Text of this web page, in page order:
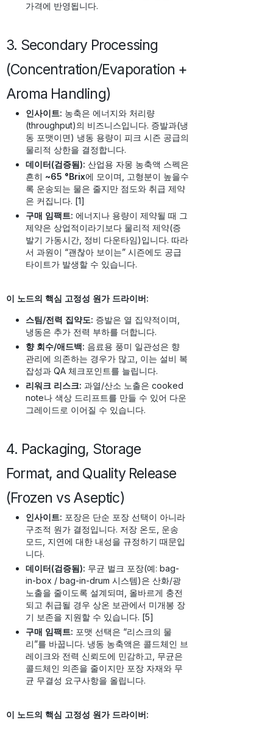
가격에 반영됩니다.
3. Secondary Processing
(Concentration/Evaporation +
Aroma Handling)
인사이트: 농축은 에너지와 처리량
(throughput)의 비즈니스입니다. 증발과(냉
동 포맷이면) 냉동 용량이 피크 시즌 공급의
물리적 상한을 결정합니다.
데이터(검증됨): 산업용 자몽 농축액 스펙은
흔히 ~65 °Brix에 모이며, 고형분이 높을수
록 운송되는 물은 줄지만 점도와 취급 제약
은 커집니다. [1]
구매 임팩트: 에너지나 용량이 제약될 때 그
제약은 상업적이라기보다 물리적 제약(증
발기 가동시간, 정비 다운타임)입니다. 따라
서 과원이 “괜찮아 보이는” 시즌에도 공급
타이트가 발생할 수 있습니다.
이 노드의 핵심 고정성 원가 드라이버:
스팀/전력 집약도: 증발은 열 집약적이며,
냉동은 추가 전력 부하를 더합니다.
향 회수/애드백: 음료용 풍미 일관성은 향
관리에 의존하는 경우가 많고, 이는 설비 복
잡성과 QA 체크포인트를 늘립니다.
리워크 리스크: 과열/산소 노출은 cooked
note나 색상 드리프트를 만들 수 있어 다운
그레이드로 이어질 수 있습니다.
4. Packaging, Storage
Format, and Quality Release
(Frozen vs Aseptic)
인사이트: 포장은 단순 포장 선택이 아니라
구조적 원가 결정입니다. 저장 온도, 운송
모드, 지연에 대한 내성을 규정하기 때문입
니다.
데이터(검증됨): 무균 벌크 포장(예: bag-
in-box / bag-in-drum 시스템)은 산화/광
노출을 줄이도록 설계되며, 올바르게 충전
되고 취급될 경우 상온 보관에서 미개봉 장
기 보존을 지원할 수 있습니다. [5]
구매 임팩트: 포맷 선택은 “리스크의 물
리”를 바꿉니다. 냉동 농축액은 콜드체인 브
레이크와 전력 신뢰도에 민감하고, 무균은
콜드체인 의존을 줄이지만 포장 자재와 무
균 무결성 요구사항을 올립니다.
이 노드의 핵심 고정성 원가 드라이버: